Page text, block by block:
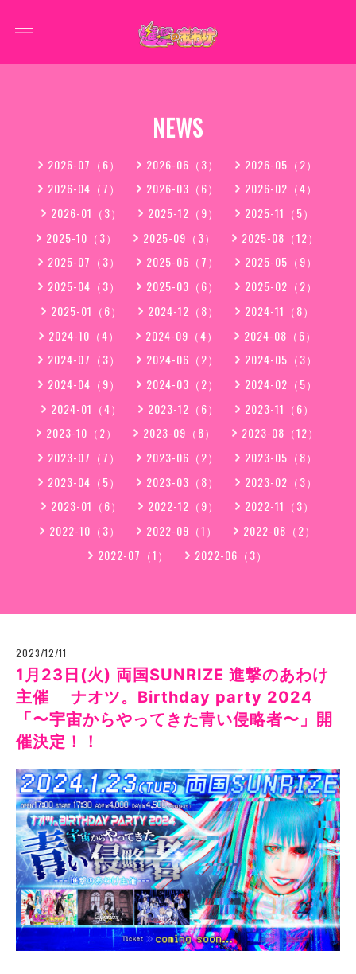
NEWS
2026-07（6） 2026-06（3）
2026-05（2）
2026-04（7）
2026-03（6）
2026-02（4）
2026-01（3）
2025-12（9）
2025-11（5）
2025-10（3）
2025-09（3）
2025-08（12）
2025-07（3）
2025-06（7）
2025-05（9）
2025-04（3）
2025-03（6）
2025-02（2）
2025-01（6）
2024-12（8）
2024-11（8）
2024-10（4）
2024-09（4）
2024-08（6）
2024-07（3）
2024-06（2）
2024-05（3）
2024-04（9）
2024-03（2）
2024-02（5）
2024-01（4）
2023-12（6）
2023-11（6）
2023-10（2）
2023-09（8）
2023-08（12）
2023-07（7）
2023-06（2）
2023-05（8）
2023-04（5）
2023-03（8）
2023-02（3）
2023-01（6）
2022-12（9）
2022-11（3）
2022-10（3）
2022-09（1）
2022-08（2）
2022-07（1）
2022-06（3）
2023/12/11
1月23日(火) 両国SUNRIZE 進撃のあわけ
主催 ナオツ。Birthday party 2024
「〜宇宙からやってきた青い侵略者〜」開
催決定！！